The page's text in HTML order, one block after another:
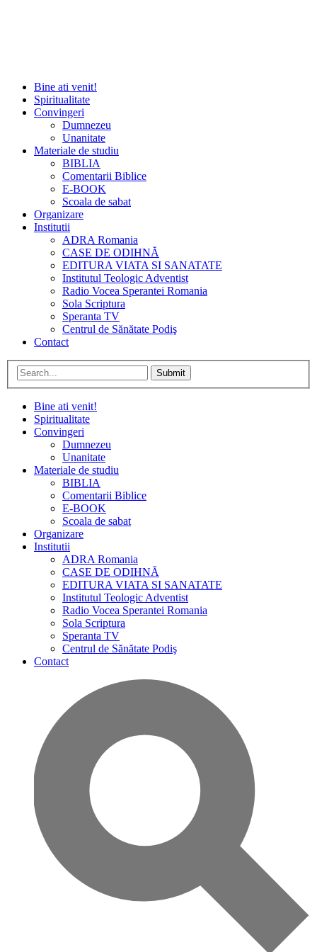
Bine ati venit!
Spiritualitate
Convingeri
Dumnezeu
Unanitate
Materiale de studiu
BIBLIA
Comentarii Biblice
E-BOOK
Scoala de sabat
Organizare
Institutii
ADRA Romania
CASE DE ODIHNĂ
EDITURA VIATA SI SANATATE
Institutul Teologic Adventist
Radio Vocea Sperantei Romania
Sola Scriptura
Speranta TV
Centrul de Sănătate Podiş
Contact
Submit
Bine ati venit!
Spiritualitate
Convingeri
Dumnezeu
Unanitate
Materiale de studiu
BIBLIA
Comentarii Biblice
E-BOOK
Scoala de sabat
Organizare
Institutii
ADRA Romania
CASE DE ODIHNĂ
EDITURA VIATA SI SANATATE
Institutul Teologic Adventist
Radio Vocea Sperantei Romania
Sola Scriptura
Speranta TV
Centrul de Sănătate Podiş
Contact